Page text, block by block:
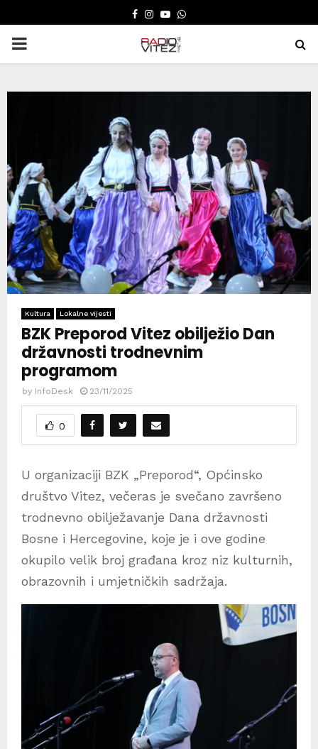
FACEBOOK
INSTAGRAM
YOUTUBE
WHATSAPP
PRIMARY
Kultura Lokalne vijesti
BZK Preporod Vitez obilježio Dan
državnosti trodnevnim
programom
by InfoDesk 23/11/2025
0
U organizaciji BZK „Preporod“, Općinsko
društvo Vitez, večeras je svečano završeno
trodnevno obilježavanje Dana državnosti
Bosne i Hercegovine, koje je i ove godine
okupilo velik broj građana kroz niz kulturnih,
obrazovnih i umjetničkih sadržaja.